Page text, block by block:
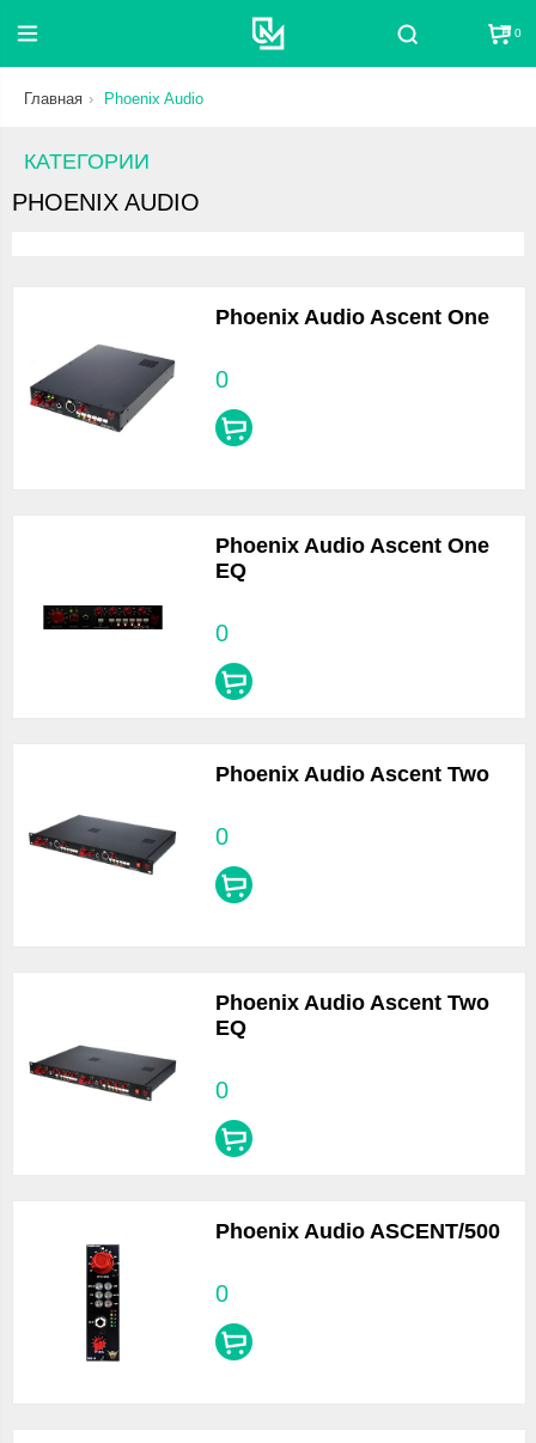
Поиск 0
Главная Phoenix Audio
КАТЕГОРИИ
PHOENIX AUDIO
Phoenix Audio Ascent One
0
Phoenix Audio Ascent One
EQ
0
Phoenix Audio Ascent Two
0
Phoenix Audio Ascent Two
EQ
0
Phoenix Audio ASCENT/500
0